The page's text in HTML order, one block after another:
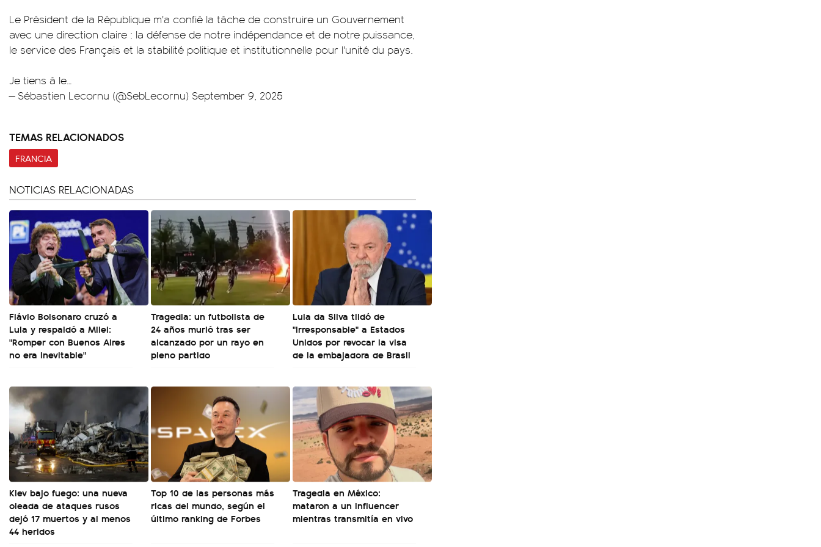
Le Président de la République m'a confié la tâche de construire un Gouvernement
avec une direction claire : la défense de notre indépendance et de notre puissance,
le service des Français et la stabilité politique et institutionnelle pour l'unité du pays.
Je tiens à le…
— Sébastien Lecornu (@SebLecornu) September 9, 2025
TEMAS RELACIONADOS
FRANCIA
NOTICIAS RELACIONADAS
Flávio Bolsonaro cruzó a
Lula y respaldó a Milei:
"Romper con Buenos Aires
no era inevitable"
Tragedia: un futbolista de
24 años murió tras ser
alcanzado por un rayo en
pleno partido
Lula da Silva tildó de
"irresponsable" a Estados
Unidos por revocar la visa
de la embajadora de Brasil
Kiev bajo fuego: una nueva
oleada de ataques rusos
dejó 17 muertos y al menos
44 heridos
Top 10 de las personas más
ricas del mundo, según el
último ranking de Forbes
Tragedia en México:
mataron a un influencer
mientras transmitía en vivo